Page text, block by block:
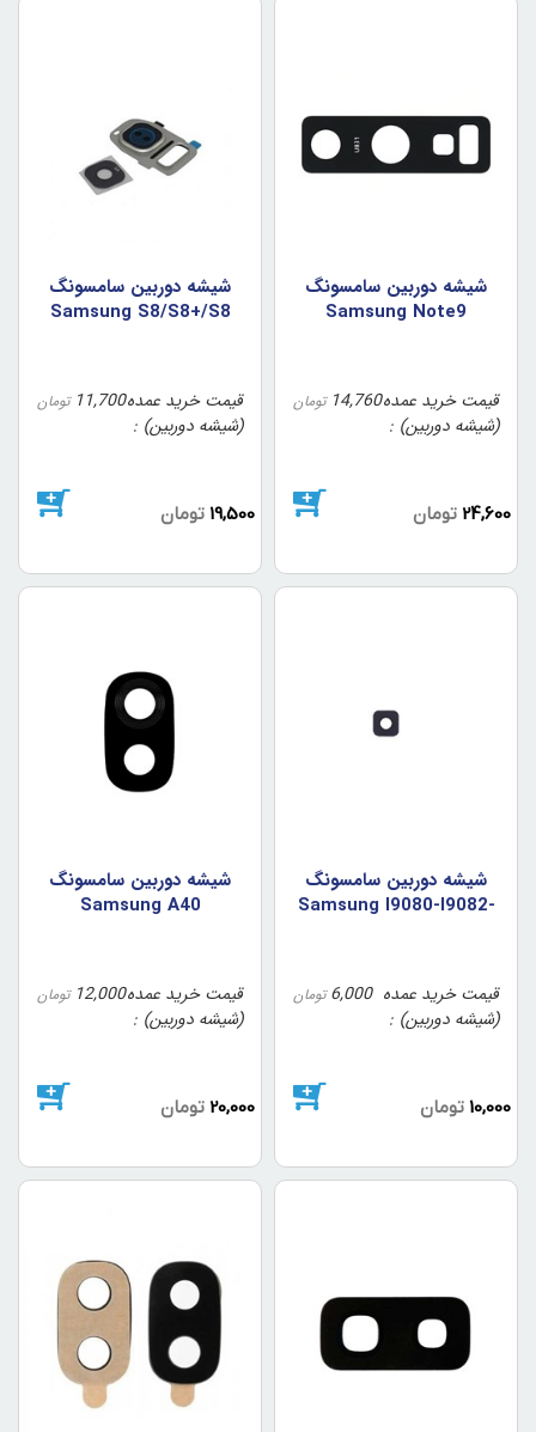
شيشه دوربين سامسونگ
Samsung Note9
قیمت خرید عمده
(شیشه دوربین)
14,760 تومان
24,600 تومان
شيشه دوربين سامسونگ
Samsung S8/S8+/S8
قیمت خرید عمده
(شیشه دوربین)
11,700 تومان
19,500 تومان
شيشه دوربين سامسونگ
Samsung I9080-I9082-
قیمت خرید عمده
(شیشه دوربین)
6,000 تومان
10,000 تومان
شيشه دوربين سامسونگ
Samsung A40
قیمت خرید عمده
(شیشه دوربین)
12,000 تومان
20,000 تومان